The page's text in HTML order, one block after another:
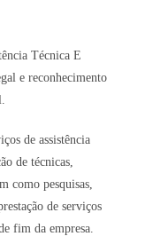
Técnica E
e reconhecimento
de assistência
de técnicas,
como pesquisas,
de serviços
fim da empresa.